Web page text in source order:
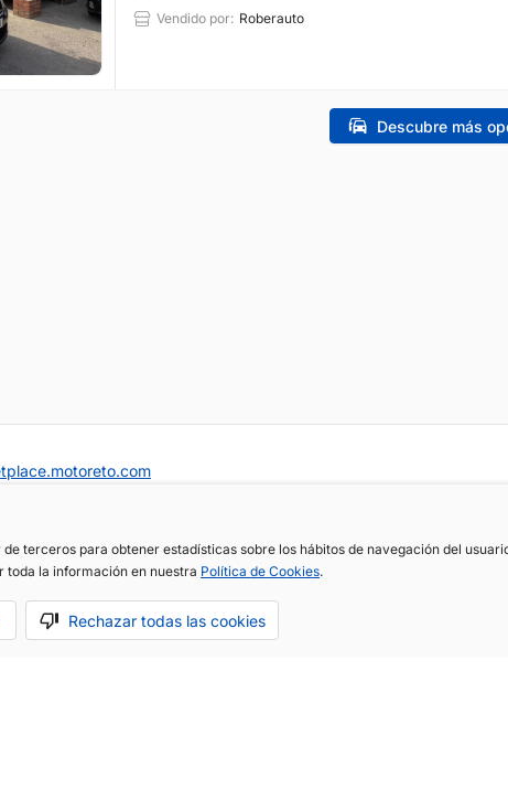
Vendido por: Roberauto
Descubre más
terceros para obtener estadísticas sobre los hábitos de navegación del
toda la información en nuestra Política de Cookies.
Rechazar todas las cookies